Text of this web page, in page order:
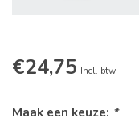
€24,75 Incl. btw
Maak een keuze: *